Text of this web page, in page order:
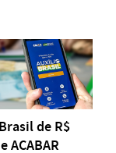
de R$
ACABAR